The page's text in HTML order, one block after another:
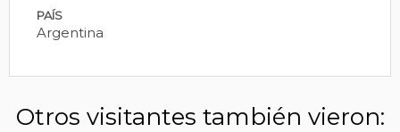
PAÍS
Argentina
Otros visitantes también vieron: